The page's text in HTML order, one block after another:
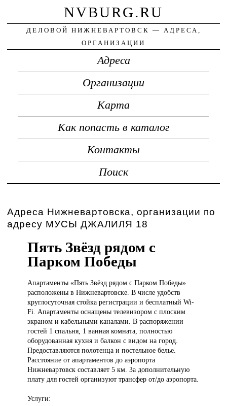
NVBURG.RU
ДЕЛОВОЙ НИЖНЕВАРТОВСК — АДРЕСА,
ОРГАНИЗАЦИИ
Адреса
Организации
Карта
Как попасть в каталог
Контакты
Поиск
Адреса Нижневартовска, организации по
адресу МУСЫ ДЖАЛИЛЯ 18
Пять Звёзд рядом с
Парком Победы
Апартаменты «ПятьЗвёзд рядом с Парком Победы»
расположены в Нижневартовске. В числе удобств
круглосуточная стойка регистрации и бесплатный Wi-
Fi. Апартаменты оснащены телевизором с плоским
экраном и кабельными каналами. В распоряжении
гостей 1 спальня, 1 ванная комната, полностью
оборудованная кухня и балкон с видом на город.
Предоставляются полотенца и постельное белье.
Расстояние от апартаментов до аэропорта
Нижневартовск составляет 5 км. За дополнительную
плату для гостей организуют трансфер от/до аэропорта.
Услуги: